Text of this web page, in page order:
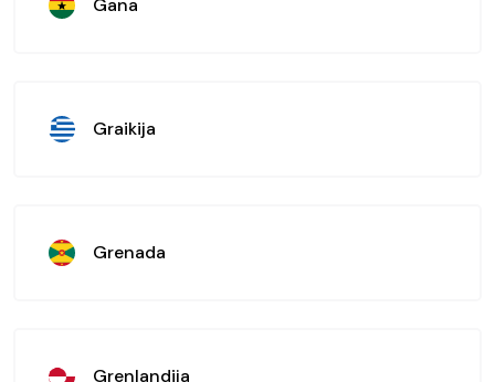
Gana
Graikija
Grenada
Grenlandija